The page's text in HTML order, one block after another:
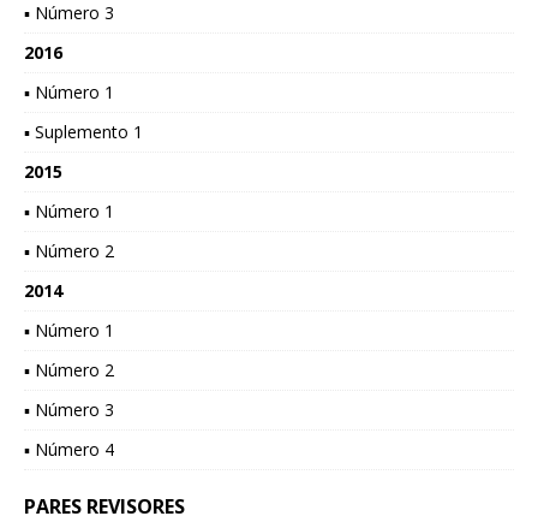
▪ Número 3
2016
▪ Número 1
▪ Suplemento 1
2015
▪ Número 1
▪ Número 2
2014
▪ Número 1
▪ Número 2
▪ Número 3
▪ Número 4
PARES REVISORES